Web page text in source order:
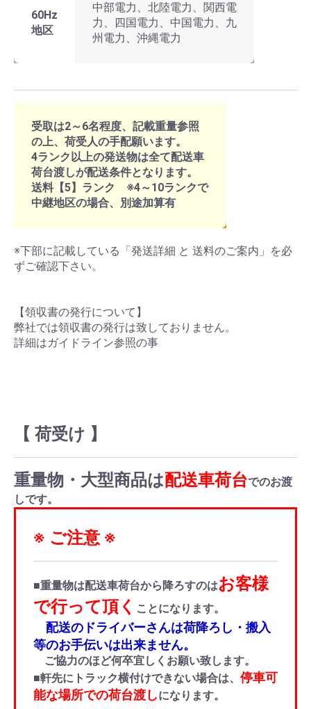
60Hz
地区
中部電力、北陸電力、関西電
力、四国電力、中国電力、九
州電力、沖縄電力
受取は2～6名程度、記載重量参照
の上、荷受人の手配願います。
4ランク以上の発送物は全て配送車
荷台渡しが配送条件となります。
送料【5】ランク ※4～10ランクで
中継地区の場合、別途加算有
※下部に記載している「発送詳細 と 送料のご案内」を必
ずご確認下さい。
【領収書の発行について】
弊社では領収書の発行は致しておりません。
詳細はガイドライン参照の事
【 荷受け 】
重量物・大型商品は配送車荷台でのお渡
しです。
※ ご注意 ※
■重量物は配送車荷台から降ろすのはお客様
で行って頂く ことになります。
配送のドライバーさんは荷降ろし・搬入
等のお手伝いは出来ません。
ご協力のほど何卒宜しくお願い致します。
■軒先にトラック横付けできない場合は、 停車可
能な場所での荷台渡しになります。